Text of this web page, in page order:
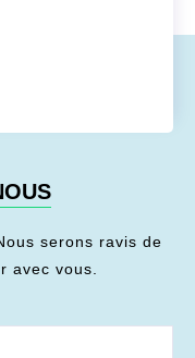
serons ravis de
avec vous.